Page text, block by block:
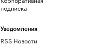
подписка
Уведомления
RSS Новости